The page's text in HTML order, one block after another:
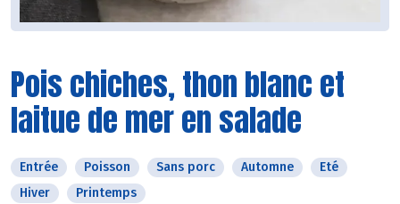
Pois chiches, thon blanc et
laitue de mer en salade
Entrée Poisson Sans porc Automne
Eté
Hiver
Printemps